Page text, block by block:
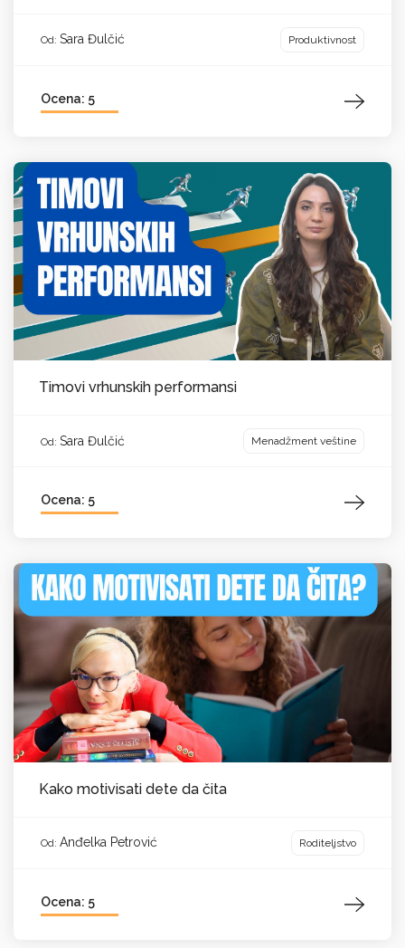
Od: Sara Đulčić Produktivnost
Ocena: 5
Timovi vrhunskih performansi
Od: Sara Đulčić Menadžment veštine
Ocena: 5
Kako motivisati dete da čita
Od: Anđelka Petrović Roditeljstvo
Ocena: 5